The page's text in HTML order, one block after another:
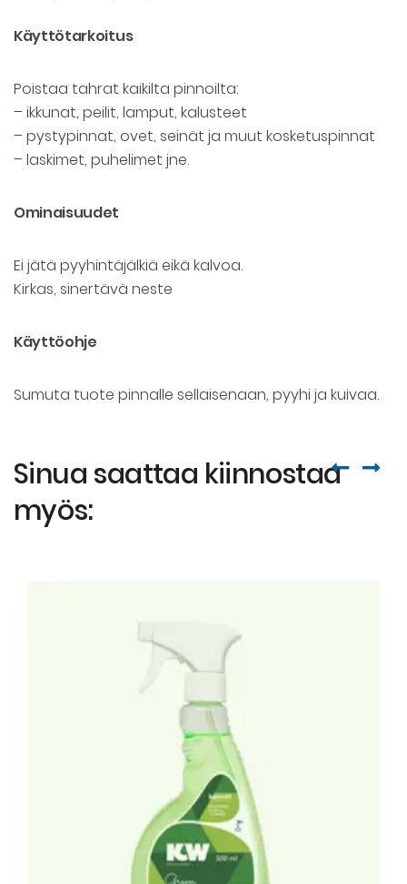
Käyttötarkoitus
Poistaa tahrat kaikilta pinnoilta:
– ikkunat, peilit, lamput, kalusteet
– pystypinnat, ovet, seinät ja muut kosketuspinnat
– laskimet, puhelimet jne.
Ominaisuudet
Ei jätä pyyhintäjälkiä eikä kalvoa.
Kirkas, sinertävä neste
Käyttöohje
Sumuta tuote pinnalle sellaisenaan, pyyhi ja kuivaa.
Sinua saattaa kiinnostaa
myös: